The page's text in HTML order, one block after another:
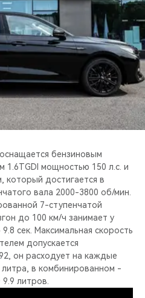
оснащается бензиновым
1.6TGDI мощностью 150 л.с. и
который достигается в
вала 2000-3800 об/мин.
7-ступенчатой
до 100 км/ч занимает у
сек. Максимальная скорость
допускается
он расходует на каждые
в комбинированном -
литров.